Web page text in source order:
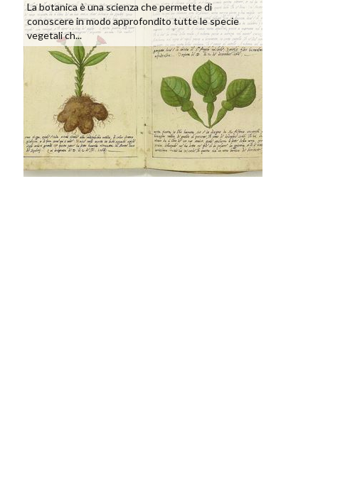
La botanica è una scienza che permette di
conoscere in modo approfondito tutte le specie
vegetali ch...